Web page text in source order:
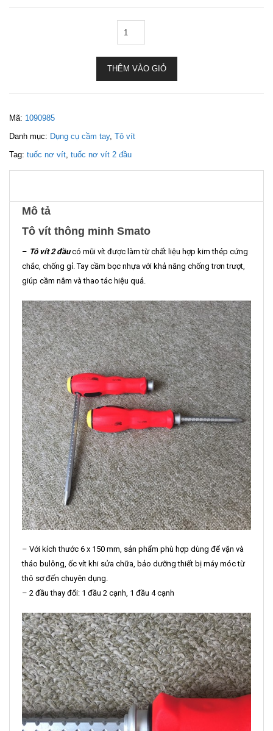
THÊM VÀO GIỎ
Mã: 1090985
Danh mục: Dụng cụ cầm tay, Tô vít
Tag: tuốc nơ vít, tuốc nơ vít 2 đầu
Mô tả
Tô vít thông minh Smato
– Tô vít 2 đầu có mũi vít được làm từ chất liệu hợp kim thép cứng
chắc, chống gỉ. Tay cầm bọc nhựa với khả năng chống trơn trượt,
giúp cầm nắm và thao tác hiệu quả.
– Với kích thước 6 x 150 mm, sản phẩm phù hợp dùng để vặn và
tháo bulông, ốc vít khi sửa chữa, bảo dưỡng thiết bị máy móc từ
thô sơ đến chuyên dụng.
– 2 đầu thay đổi: 1 đầu 2 cạnh, 1 đầu 4 cạnh